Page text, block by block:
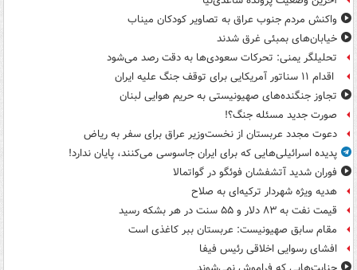
واکنش مردم جنوب عراق به تصاویر کودکان میناب
خیابان‌های بمبئی غرق شدند
تحلیلگر یمنی: تحرکات سعودی‌ها به دقت رصد می‌شود
اقدام ۱۱ سناتور آمریکایی برای توقف جنگ علیه ایران
تجاوز جنگنده‌های صهیونیستی به حریم هوایی لبنان
صورت جدید مسئله جنگ؟!
دعوت مجدد عربستان از نخست‌وزیر عراق برای سفر به ریاض
پدیده اسرائیلی‌هایی که برای ایران جاسوسی می‌کنند، پایان ندارد!
فوران شدید آتشفشان فوئگو در گواتمالا
هدیه ویژه شهردار ترکیه‌ای به صلاح
قیمت نفت به ۸۳ دلار و ۵۵ سنت در هر بشکه رسید
مقام سابق صهیونیست: عربستان ببر کاغذی است
افشای رسوایی اخلاقی رئیس فیفا